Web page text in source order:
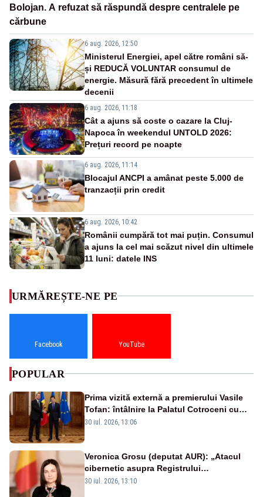
Bolojan. A refuzat să răspundă despre centralele pe
cărbune
6 aug. 2026, 12:50
Ministerul Energiei, apel către români să-
și REDUCĂ VOLUNTAR consumul de
energie. Măsură fără precedent în ultimele
decenii
6 aug. 2026, 11:18
Cât a ajuns să coste o cazare la Cluj-
Napoca în weekendul UNTOLD 2026:
Prețuri record pe noapte
6 aug. 2026, 11:14
Blocajul ANCPI a amânat peste 5.000 de
tranzacții prin credit
6 aug. 2026, 10:42
Românii cumpără tot mai puțin. Consumul
a ajuns la cel mai scăzut nivel din ultimele
11 luni: datele INS
URMĂREȘTE-NE PE
Facebook YouTube
POPULAR
Prima vizită externă a premierului Vasile
Tofan: întâlnire la Palatul Cotroceni cu
președintele Nicușor Dan
30 iul. 2026, 13:06
Veronica Grosu (deputat AUR): „Atacul
cibernetic asupra Registrului
Proprietăților transmite un semnal de
30 iul. 2026, 13:10